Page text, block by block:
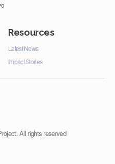
Resources
Latest News
Impact Stories
All rights reserved